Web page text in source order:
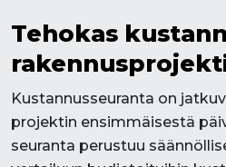
Tehokas
Kustannusseuranta on
projektin ensimmäisestä
seuranta perustuu